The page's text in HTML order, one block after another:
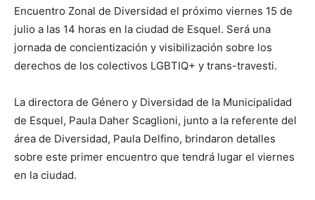
Encuentro Zonal de Diversidad el próximo viernes 15 de
julio a las 14 horas en la ciudad de Esquel. Será una
jornada de concientización y visibilización sobre los
derechos de los colectivos LGBTIQ+ y trans-travesti.
La directora de Género y Diversidad de la Municipalidad
de Esquel, Paula Daher Scaglioni, junto a la referente del
área de Diversidad, Paula Delfino, brindaron detalles
sobre este primer encuentro que tendrá lugar el viernes
en la ciudad.